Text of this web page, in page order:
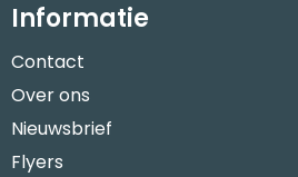
Informatie
Contact
Over ons
Nieuwsbrief
Flyers